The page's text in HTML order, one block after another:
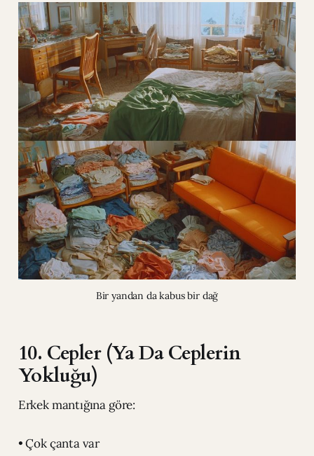
Bir yandan da kabus bir dağ
10. Cepler (Ya Da Ceplerin
Yokluğu)
Erkek mantığına göre:
• Çok çanta var